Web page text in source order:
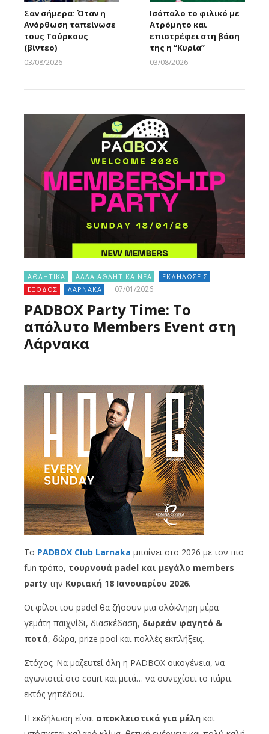
Σαν σήμερα: Όταν η
Ανόρθωση ταπείνωσε
τους Τούρκους
(βίντεο)
03/08/2026
Ισόπαλο το φιλικό με
Ατρόμητο και
επιστρέφει στη βάση
της η “Κυρία”
03/08/2026
ΑΘΛΗΤΙΚΑ ΑΛΛΑ ΑΘΛΗΤΙΚΑ ΝΕΑ
ΕΚΔΗΛΩΣΕΙΣ
ΕΞΟΔΟΣ
ΛΑΡΝΑΚΑ 07/01/2026
PADBOX Party Time: Το
απόλυτο Members Event στη
Λάρνακα
Το PADBOX Club Larnaka μπαίνει στο 2026 με τον πιο
fun τρόπο, τουρνουά padel και μεγάλο members
party την Κυριακή 18 Ιανουαρίου 2026.
Οι φίλοι του padel θα ζήσουν μια ολόκληρη μέρα
γεμάτη παιχνίδι, διασκέδαση, δωρεάν φαγητό &
ποτά, δώρα, prize pool και πολλές εκπλήξεις.
Στόχος; Να μαζευτεί όλη η PADBOX οικογένεια, να
αγωνιστεί στο court και μετά… να συνεχίσει το πάρτι
εκτός γηπέδου.
Η εκδήλωση είναι αποκλειστικά για μέλη και